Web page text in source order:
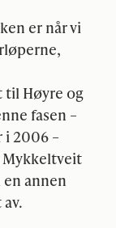
er når vi
Høyre og
fasen –
i 2006 –
annen